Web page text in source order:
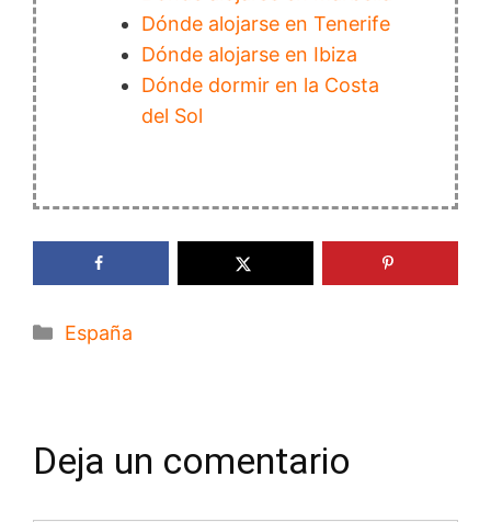
Dónde alojarse en Tenerife
Dónde alojarse en Ibiza
Dónde dormir en la Costa
del Sol
Categorías
España
Deja un comentario